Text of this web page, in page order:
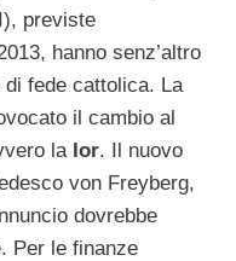
previste
hanno senz’altro
fede cattolica. La
il cambio al
la Ior. Il nuovo
von Freyberg,
dovrebbe
Per le finanze